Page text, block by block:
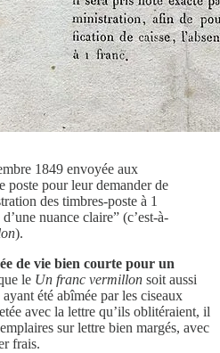
1849 envoyée aux
poste pour leur demander de
des timbres-poste à 1
nuance claire” (c’est-à-
).
de vie bien courte pour un
le Un franc vermillon soit aussi
été abîmée par les ciseaux
avec la lettre qu’ils oblitéraient, il
sur lettre bien margés, avec
frais.